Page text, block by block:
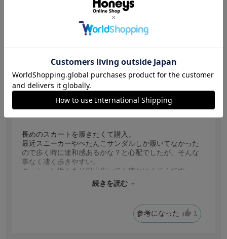
サイズ感:ちょうどいい
no name
146～150cm 体型:普通
普段着ているサイズ:M 靴のサイズ:22.0cm
長めのスカートを履きたくて購入。
最近スニーカーやぺたんこサンダルしか履いてなかった
ので歩く時に違和感あるかな？と心配でしたが、そんな
事なく凄く歩きやすい。
クッション性もあり沢山歩いても疲れにくそうです。
足のサイズが小さめで踵も小さいので前にズレたりする
事が多いのですが、それもなくぴったりフィットしてく
小ぶりのリボンも可愛くて綺麗めに履けるのも嬉しいで
これを履いてこの夏沢山お出かけするのが楽しみです。
続きを読む
参考になった 1